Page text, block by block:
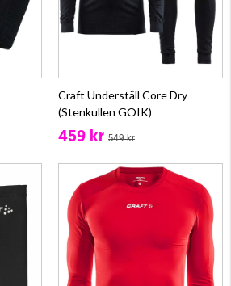
Craft Underställ Core Dry
(Stenkullen GOIK)
459 kr 549 kr